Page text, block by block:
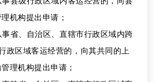
机构提出申请；
事省、自治区、直辖市行政区域内跨
政区域客运经营的，向其共同的上
理机构提出申请；